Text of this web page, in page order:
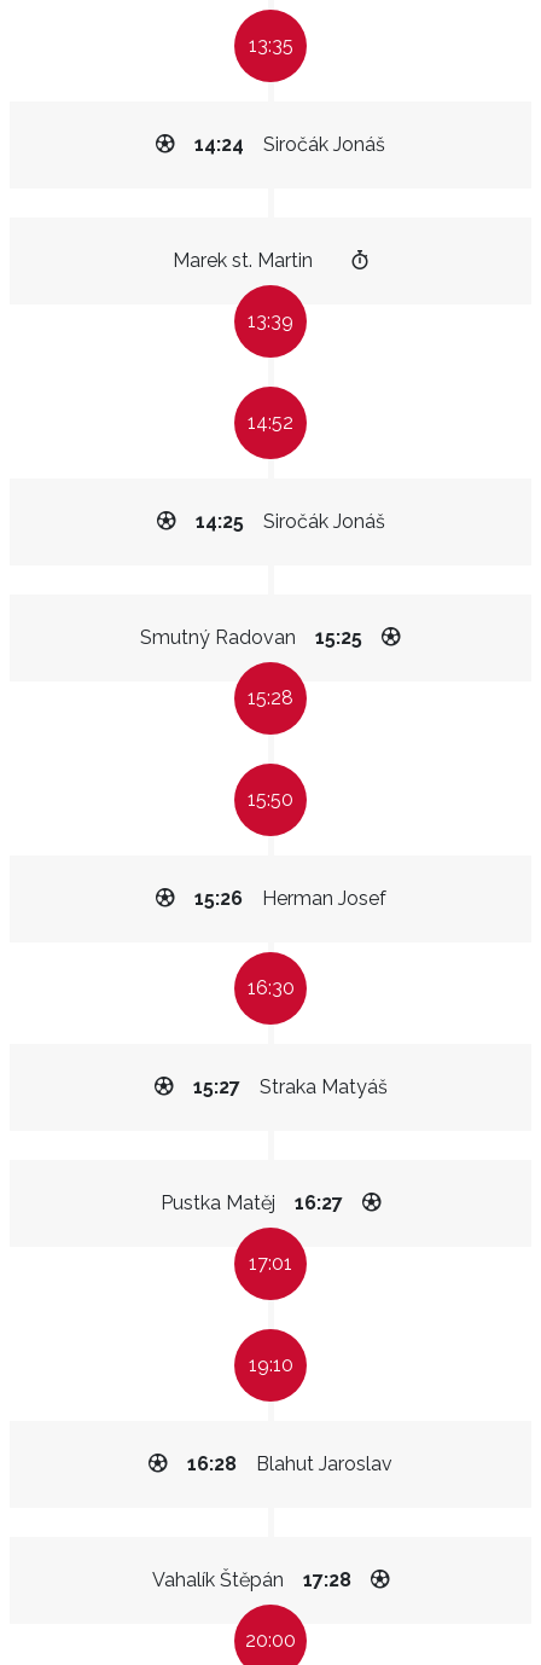
13:35
Siročák Jonáš
14:24
Marek st. Martin
13:39
14:52
Siročák Jonáš
14:25
Smutný Radovan 15:25
15:28
15:50
Herman Josef
15:26
16:30
Straka Matyáš
15:27
Pustka Matěj 16:27
17:01
19:10
Blahut Jaroslav
16:28
Vahalík Štěpán 17:28
20:00